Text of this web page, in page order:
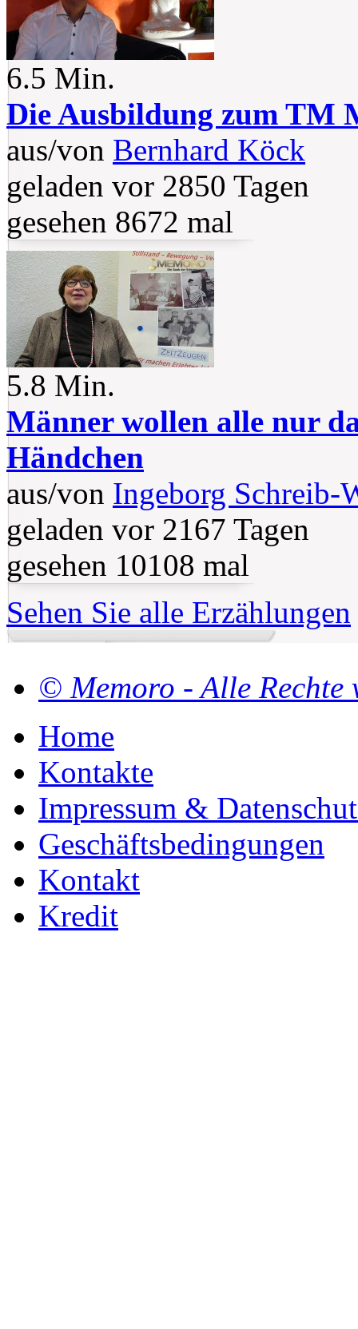
6.5 Min.
Die Ausbildung zum TM
aus/von Bernhard Köck
geladen vor 2850 Tagen
gesehen 8672 mal
5.8 Min.
Männer wollen alle nur
Händchen
aus/von Ingeborg Schreib-
geladen vor 2167 Tagen
gesehen 10108 mal
Sehen Sie alle Erzählungen
© Memoro - Alle Rechte
Home
Kontakte
Impressum &
Geschäftsbedingungen
Kontakt
Kredit